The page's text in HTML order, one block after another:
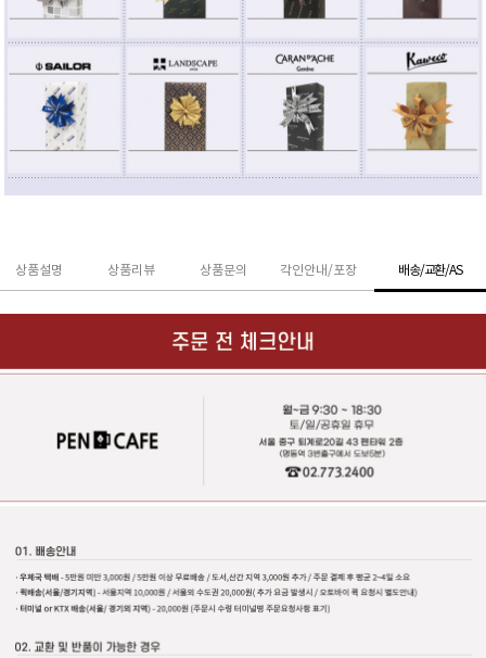
상품설명 상품리뷰 상품문의 각인안내/포장 배송/교환/AS